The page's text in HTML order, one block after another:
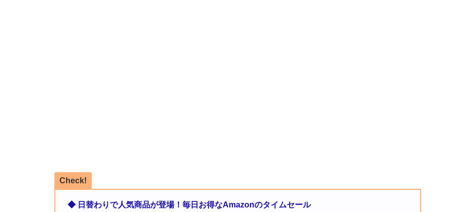
Check!
◆ 日替わりで人気商品が登場！毎日お得なAmazonのタイムセール